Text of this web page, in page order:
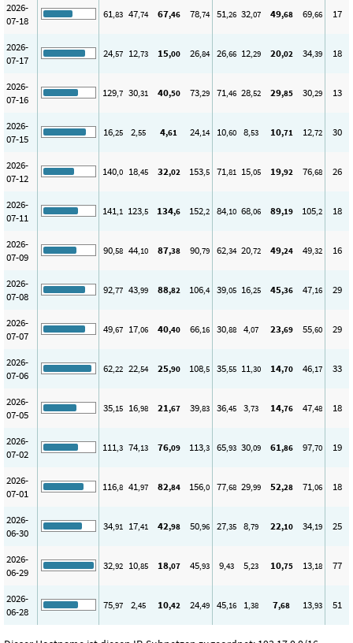
2026-
07-18
61,83 47,74 67,46 78,74 51,26 32,07 49,68 69,66 17
2026-
07-17
24,57 12,73 15,00 26,84 26,66 12,29 20,02 34,39 18
2026-
07-16
129,7 30,31 40,50 73,29 71,46 28,52 29,85 30,29 13
2026-
07-15
16,25 2,55 4,61 24,14 10,60 8,53 10,71 12,72 30
2026-
07-12
140,0 18,45 32,02 153,5 71,81 15,05 19,92 76,68 26
2026-
07-11
141,1 123,5 134,6 152,2 84,10 68,06 89,19 105,2 18
2026-
07-09
90,58 44,10 87,38 90,79 62,34 20,72 49,24 49,32 16
2026-
07-08
92,77 43,99 88,82 106,4 39,05 16,25 45,36 47,16 29
2026-
07-07
49,67 17,06 40,40 66,16 30,88 4,07 23,69 55,60 29
2026-
07-06
62,22 22,54 25,90 108,5 35,55 11,30 14,70 46,17 33
2026-
07-05
35,15 16,98 21,67 39,83 36,45 3,73 14,76 47,48 18
2026-
07-02
111,3 74,13 76,09 113,3 65,93 30,09 61,86 97,70 19
2026-
07-01
116,8 41,97 82,84 156,0 77,68 29,99 52,28 71,06 18
2026-
06-30
34,91 17,41 42,98 50,96 27,35 8,79 22,10 34,19 25
2026-
06-29
32,92 10,85 18,07 45,93 9,43 5,23 10,75 13,18 77
2026-
06-28
75,97 2,45 10,42 24,49 45,16 1,38 7,68 13,93 51